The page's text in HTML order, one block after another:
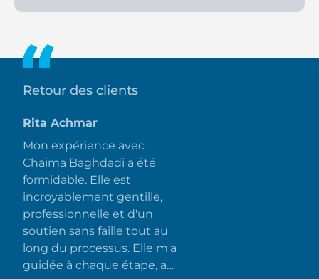
Retour des clients
Rita Achmar
Mon expérience avec
Chaima Baghdadi a été
formidable. Elle est
incroyablement gentille,
professionnelle et d'un
soutien sans faille tout au
long du processus. Elle m'a
guidée à chaque étape, a